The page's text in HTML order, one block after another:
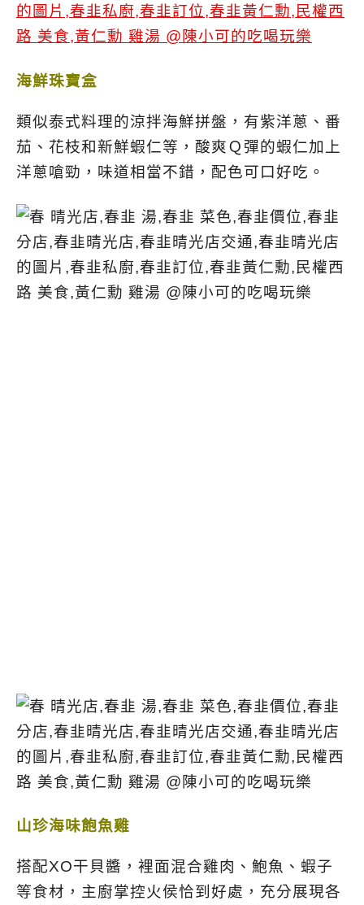
海鮮珠寶盒
類似泰式料理的涼拌海鮮拼盤，有紫洋蔥、番
茄、花枝和新鮮蝦仁等，酸爽Ｑ彈的蝦仁加上
洋蔥嗆勁，味道相當不錯，配色可口好吃。
山珍海味飽魚雞
搭配XO干貝醬，裡面混合雞肉、鮑魚、蝦子
等食材，主廚掌控火侯恰到好處，充分展現各